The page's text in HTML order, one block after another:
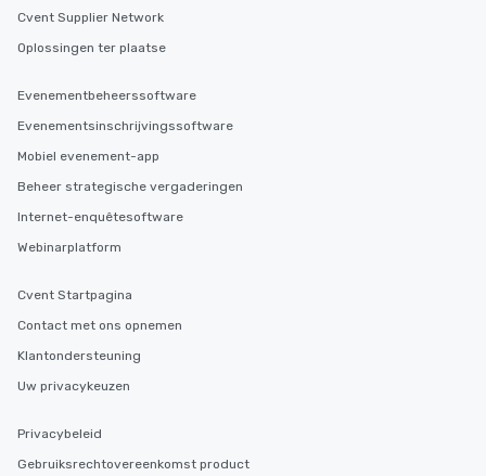
Cvent Supplier Network
Oplossingen ter plaatse
Evenementbeheerssoftware
Evenementsinschrijvingssoftware
Mobiel evenement-app
Beheer strategische vergaderingen
Internet-enquêtesoftware
Webinarplatform
Cvent Startpagina
Contact met ons opnemen
Klantondersteuning
Uw privacykeuzen
Privacybeleid
Gebruiksrechtovereenkomst product